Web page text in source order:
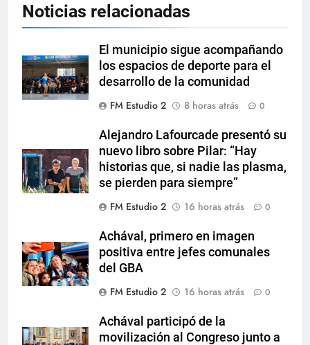
Noticias relacionadas
El municipio sigue acompañando
los espacios de deporte para el
desarrollo de la comunidad
FM Estudio 2
8 horas atrás 0
Alejandro Lafourcade presentó su
nuevo libro sobre Pilar: “Hay
historias que, si nadie las plasma,
se pierden para siempre”
FM Estudio 2
16 horas atrás 0
Achával, primero en imagen
positiva entre jefes comunales
del GBA
FM Estudio 2
16 horas atrás 0
Achával participó de la
movilización al Congreso junto a